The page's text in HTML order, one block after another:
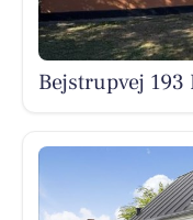
Bejstrupvej